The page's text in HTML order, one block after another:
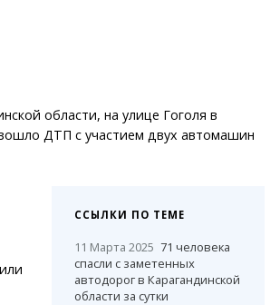
области, на улице Гоголя в
ДТП с участием двух автомашин
ССЫЛКИ ПО ТЕМЕ
11 Марта 2025 71 человека
спасли с заметенных
автодорог в Карагандинской
области за сутки